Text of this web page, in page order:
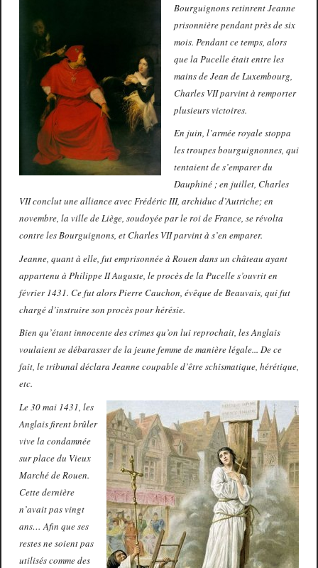
Bourguignons retinrent Jeanne
prisonnière pendant près de six
mois. Pendant ce temps, alors
que la Pucelle était entre les
mains de Jean de Luxembourg,
Charles VII parvint à remporter
plusieurs victoires.
En juin, l’armée royale stoppa
les troupes bourguignonnes, qui
tentaient de s’emparer du
Dauphiné ; en juillet, Charles
VII conclut une alliance avec Frédéric III, archiduc d’Autriche; en
novembre, la ville de Liège, soudoyée par le roi de France, se révolta
contre les Bourguignons, et Charles VII parvint à s’en emparer.
Jeanne, quant à elle, fut emprisonnée à Rouen dans un château ayant
appartenu à Philippe II Auguste, le procès de la Pucelle s’ouvrit en
février 1431. Ce fut alors Pierre Cauchon, évêque de Beauvais, qui fut
chargé d’instruire son procès pour hérésie.
Bien qu’étant innocente des crimes qu’on lui reprochait, les Anglais
voulaient se débarasser de la jeune femme de manière légale... De ce
fait, le tribunal déclara Jeanne coupable d’être schismatique, hérétique,
etc.
Le 30 mai 1431, les
Anglais firent brûler
vive la condamnée
sur place du Vieux
Marché de Rouen.
Cette dernière
n’avait pas vingt
ans… Afin que ses
restes ne soient pas
utilisés comme des